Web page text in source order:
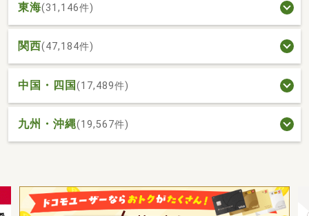
東海(31,146件)
関西(47,184件)
中国・四国(17,489件)
九州・沖縄(19,567件)